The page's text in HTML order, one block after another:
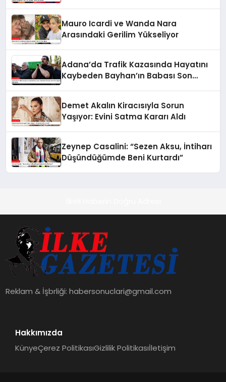
Mauro Icardi ve Wanda Nara
Arasındaki Gerilim Yükseliyor
Adana’da Trafik Kazasında Hayatını
Kaybeden Bayhan’ın Babası Son
Demet Akalın Kiracısıyla Sorun
Yaşıyor: Evini Satma Kararı Aldı
Zeynep Casalini: “Sezen Aksu, İntiharı
Düşündüğümde Beni Kurtardı”
Reklam & İşbrliği:habersonuclari@gmail.com
Hakkımızda
KünyeÇerez PolitikasıGizlilik Politikasıİletişim